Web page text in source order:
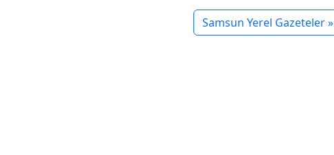
Samsun Yerel Gazeteler »